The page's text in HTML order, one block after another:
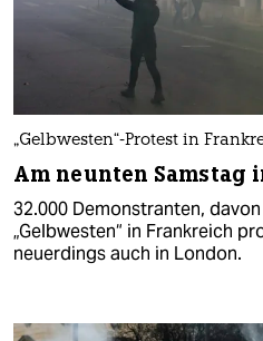
„Gelbwesten“-Protest in
Am neunten Samstag
32.000 Demonstranten,
„Gelbwesten“ in Frankreich
neuerdings auch in London.